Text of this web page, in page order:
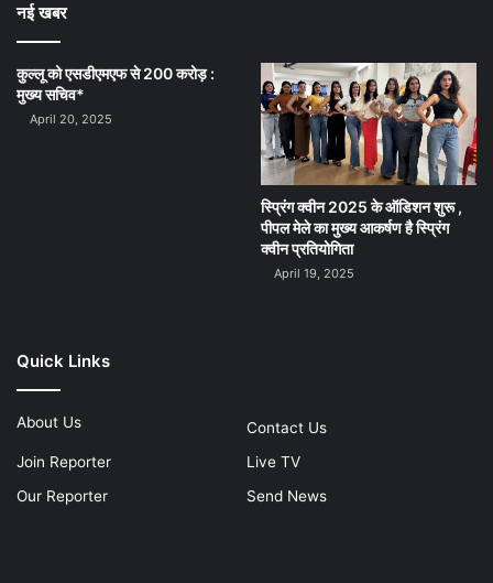
नई खबर
कुल्लू को एसडीएमएफ से 200 करोड़ :
मुख्य सचिव*
April 20, 2025
स्प्रिंग क्वीन 2025 के ऑडिशन शुरू ,
पीपल मेले का मुख्य आकर्षण है स्प्रिंग
क्वीन प्रतियोगिता
April 19, 2025
Quick Links
About Us
Contact Us
Join Reporter
Live TV
Our Reporter
Send News